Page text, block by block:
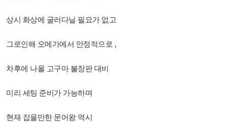
상시 화상에 굴러다닐 필요가 없고
그로인해 오메가에서 안정적으로 ,
차후에 나올 고구마 불장판 대비
미리 세팅 준비가 가능하며
현재 잡을만한 문어왕 역시